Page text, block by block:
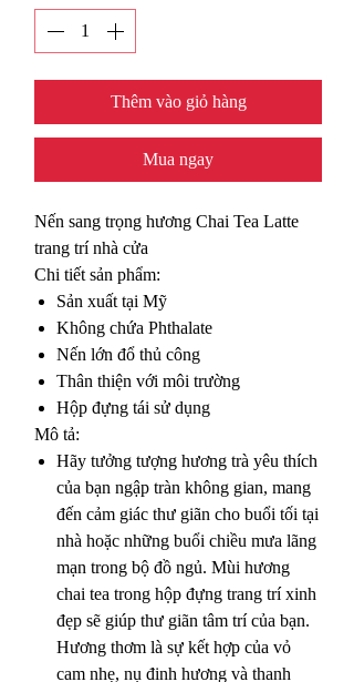
Thêm vào giỏ hàng
Mua ngay
Nến sang trọng hương Chai Tea Latte
trang trí nhà cửa
Chi tiết sản phẩm:
Sản xuất tại Mỹ
Không chứa Phthalate
Nến lớn đổ thủ công
Thân thiện với môi trường
Hộp đựng tái sử dụng
Mô tả:
Hãy tưởng tượng hương trà yêu thích
của bạn ngập tràn không gian, mang
đến cảm giác thư giãn cho buổi tối tại
nhà hoặc những buổi chiều mưa lãng
mạn trong bộ đồ ngủ. Mùi hương
chai tea trong hộp đựng trang trí xinh
đẹp sẽ giúp thư giãn tâm trí của bạn.
Hương thơm là sự kết hợp của vỏ
cam nhẹ, nụ đinh hương và thanh